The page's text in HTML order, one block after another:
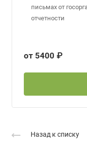
письмах от
отчетности
от 5400 ₽
Назад к списку